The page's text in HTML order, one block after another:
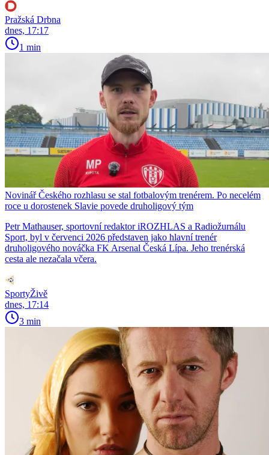
Pražská Drbna
dnes, 17:17
1 min
Novinář Českého rozhlasu se stal fotbalovým trenérem. Po necelém
roce u dorostenek Slavie povede druholigový tým
Petr Mathauser, sportovní redaktor iROZHLAS a Radiožurnálu
Sport, byl v červenci 2026 představen jako hlavní trenér
druholigového nováčka FK Arsenal Česká Lípa. Jeho trenérská
cesta ale nezačala včera.
SportyŽivě
dnes, 17:14
3 min